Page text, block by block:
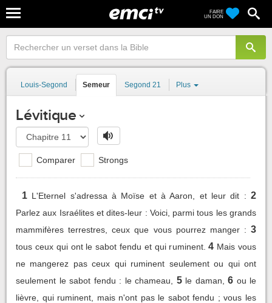
FAIRE
UN DON
Louis-Segond Semeur Segond 21 Plus
Lévitique
Comparer Strongs
1 L'Eternel s'adressa à Moïse et à Aaron, et leur dit : 2
Parlez aux Israélites et dites-leur : Voici, parmi tous les grands
mammifères terrestres, ceux que vous pourrez manger : 3
tous ceux qui ont le sabot fendu et qui ruminent. 4 Mais vous
ne mangerez pas ceux qui ruminent seulement ou qui ont
seulement le sabot fendu : le chameau,
5 le daman, 6 ou le
lièvre, qui ruminent, mais n'ont pas le sabot fendu ; vous les